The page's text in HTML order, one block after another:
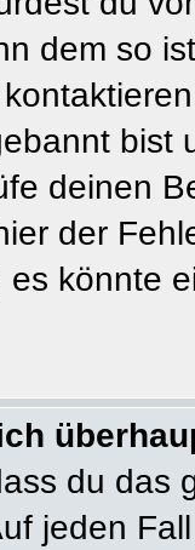
dem so
bist
deinen
der
es könnte
du das
jeden